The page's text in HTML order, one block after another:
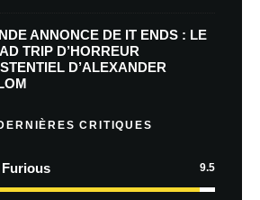
ANNONCE DE IT ENDS : LE
TRIP D’HORREUR
D’ALEXANDER
CRITIQUES
9.5